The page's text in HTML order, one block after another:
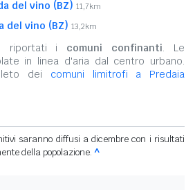
del vino (BZ) 11,7km
del vino (BZ) 13,2km
riportati i comuni confinanti. Le
in linea d'aria dal centro urbano.
dei comuni limitrofi a Predaia
saranno diffusi a dicembre con i risultati
della popolazione. ^